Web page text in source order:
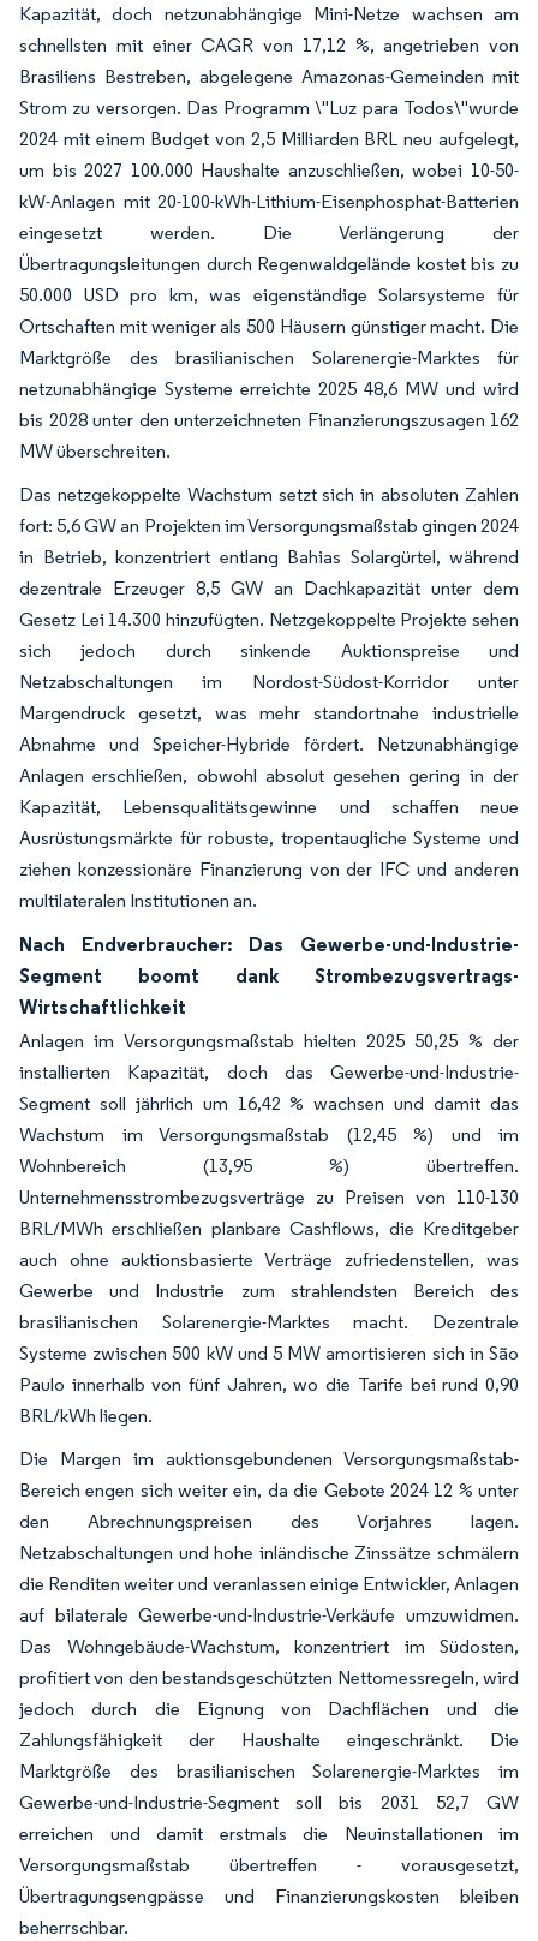
Kapazität, doch netzunabhängige Mini-Netze wachsen am
schnellsten mit einer CAGR von 17,12 %, angetrieben von
Brasiliens Bestreben, abgelegene Amazonas-Gemeinden mit
Strom zu versorgen. Das Programm \"Luz para Todos\"wurde
2024 mit einem Budget von 2,5 Milliarden BRL neu aufgelegt,
um bis 2027 100.000 Haushalte anzuschließen, wobei 10-50-
kW-Anlagen mit 20-100-kWh-Lithium-Eisenphosphat-Batterien
eingesetzt werden. Die Verlängerung der
Übertragungsleitungen durch Regenwaldgelände kostet bis zu
50.000 USD pro km, was eigenständige Solarsysteme für
Ortschaften mit weniger als 500 Häusern günstiger macht. Die
Marktgröße des brasilianischen Solarenergie-Marktes für
netzunabhängige Systeme erreichte 2025 48,6 MW und wird
bis 2028 unter den unterzeichneten Finanzierungszusagen 162
MW überschreiten.
Das netzgekoppelte Wachstum setzt sich in absoluten Zahlen
fort: 5,6 GW an Projekten im Versorgungsmaßstab gingen 2024
in Betrieb, konzentriert entlang Bahias Solargürtel, während
dezentrale Erzeuger 8,5 GW an Dachkapazität unter dem
Gesetz Lei 14.300 hinzufügten. Netzgekoppelte Projekte sehen
sich jedoch durch sinkende Auktionspreise und
Netzabschaltungen im Nordost-Südost-Korridor unter
Margendruck gesetzt, was mehr standortnahe industrielle
Abnahme und Speicher-Hybride fördert. Netzunabhängige
Anlagen erschließen, obwohl absolut gesehen gering in der
Kapazität, Lebensqualitätsgewinne und schaffen neue
Ausrüstungsmärkte für robuste, tropentaugliche Systeme und
ziehen konzessionäre Finanzierung von der IFC und anderen
multilateralen Institutionen an.
Nach Endverbraucher: Das Gewerbe-und-Industrie-
Segment boomt dank Strombezugsvertrags-
Wirtschaftlichkeit
Anlagen im Versorgungsmaßstab hielten 2025 50,25 % der
installierten Kapazität, doch das Gewerbe-und-Industrie-
Segment soll jährlich um 16,42 % wachsen und damit das
Wachstum im Versorgungsmaßstab (12,45 %) und im
Wohnbereich (13,95 %) übertreffen.
Unternehmensstrombezugsverträge zu Preisen von 110-130
BRL/MWh erschließen planbare Cashflows, die Kreditgeber
auch ohne auktionsbasierte Verträge zufriedenstellen, was
Gewerbe und Industrie zum strahlendsten Bereich des
brasilianischen Solarenergie-Marktes macht. Dezentrale
Systeme zwischen 500 kW und 5 MW amortisieren sich in São
Paulo innerhalb von fünf Jahren, wo die Tarife bei rund 0,90
BRL/kWh liegen.
Die Margen im auktionsgebundenen Versorgungsmaßstab-
Bereich engen sich weiter ein, da die Gebote 2024 12 % unter
den Abrechnungspreisen des Vorjahres lagen.
Netzabschaltungen und hohe inländische Zinssätze schmälern
die Renditen weiter und veranlassen einige Entwickler, Anlagen
auf bilaterale Gewerbe-und-Industrie-Verkäufe umzuwidmen.
Das Wohngebäude-Wachstum, konzentriert im Südosten,
profitiert von den bestandsgeschützten Nettomessregeln, wird
jedoch durch die Eignung von Dachflächen und die
Zahlungsfähigkeit der Haushalte eingeschränkt. Die
Marktgröße des brasilianischen Solarenergie-Marktes im
Gewerbe-und-Industrie-Segment soll bis 2031 52,7 GW
erreichen und damit erstmals die Neuinstallationen im
Versorgungsmaßstab übertreffen - vorausgesetzt,
Übertragungsengpässe und Finanzierungskosten bleiben
beherrschbar.